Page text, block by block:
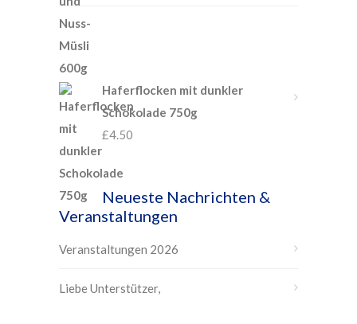
Haferflocken mit dunkler
Schokolade 750g
£4.50
Neueste Nachrichten &
Veranstaltungen
Veranstaltungen 2026
Liebe Unterstützer,